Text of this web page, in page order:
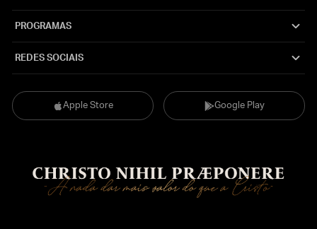
Apple Store Google Play
PROGRAMAS
REDES SOCIAIS